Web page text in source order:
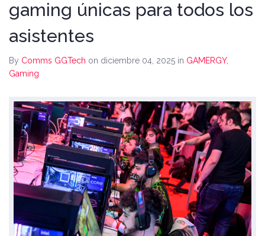
gaming únicas para todos los
asistentes
By Comms GGTech on diciembre 04, 2025 in GAMERGY,
Gaming